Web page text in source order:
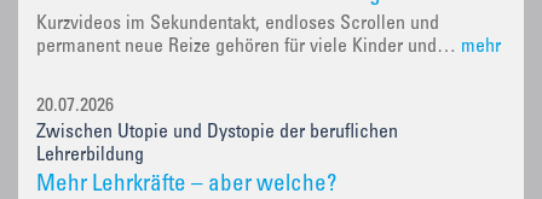
Kurzvideos im Sekundentakt, endloses Scrollen und
permanent neue Reize gehören für viele Kinder und… mehr
20.07.2026
Zwischen Utopie und Dystopie der beruflichen
Lehrerbildung
Mehr Lehrkräfte – aber welche?